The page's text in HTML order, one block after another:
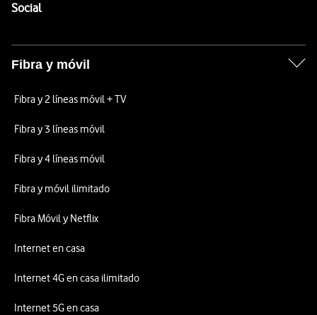
SocialEnlaces a las redes sociales de Vodafone
Fibra y móvil
Fibra y 2 líneas móvil + TV
Fibra y 3 líneas móvil
Fibra y 4 líneas móvil
Fibra y móvil ilimitado
Fibra Móvil y Netflix
Internet en casa
Internet 4G en casa ilimitado
Internet 5G en casa